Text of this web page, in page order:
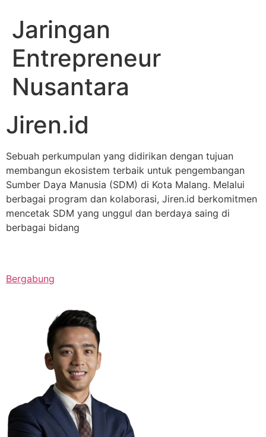
Jaringan
Entrepreneur
Nusantara
Jiren.id
Sebuah perkumpulan yang didirikan dengan tujuan
membangun ekosistem terbaik untuk pengembangan
Sumber Daya Manusia (SDM) di Kota Malang. Melalui
berbagai program dan kolaborasi, Jiren.id berkomitmen
mencetak SDM yang unggul dan berdaya saing di
berbagai bidang
Bergabung